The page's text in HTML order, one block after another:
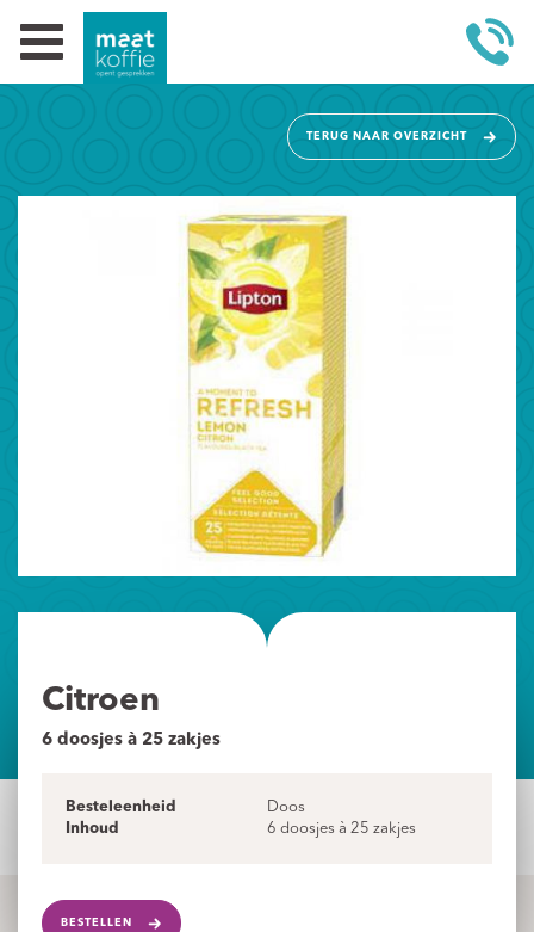
TERUG NAAR OVERZICHT
Citroen
6 doosjes à 25 zakjes
Besteleenheid
Inhoud
Doos
6 doosjes à 25 zakjes
BESTELLEN